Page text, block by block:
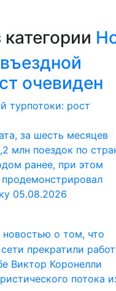
очевиден
за шесть месяцев
млн поездок по
ранее, при этом
05.08.2026
новостью о том, что
прекратили
Виктор Коронелли
потока